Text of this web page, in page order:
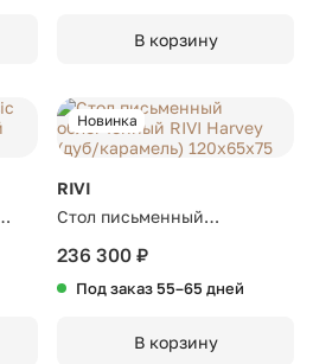
В корзину
Новинка
RIVI
Стол письменный
облегченный RIVI Harvey
236 300 ₽
Под заказ 55–65 дней
В корзину